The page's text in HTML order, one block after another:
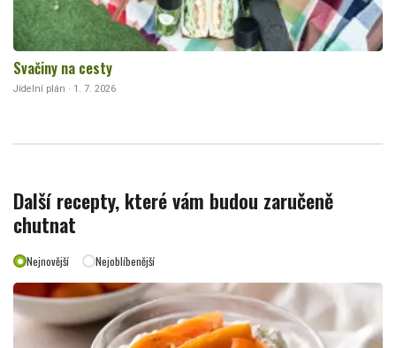
Svačiny na cesty
Jídelní plán · 1. 7. 2026
Další recepty, které vám budou zaručeně
chutnat
Nejnovější Nejoblíbenější